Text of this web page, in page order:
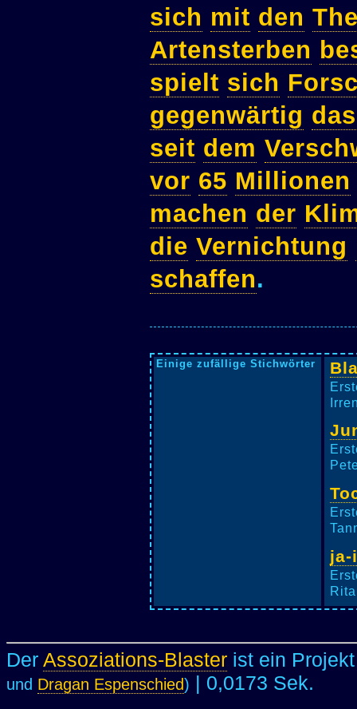
sich mit den
Artensterben
spielt sich
gegenwärtig das
seit dem
vor 65 Millionen
machen der
die Vernichtung
schaffen.
Einige zufällige Stichwörter
ja-
Der Assoziations-Blaster ist ein
und Dragan Espenschied) | 0,0173 Sek.